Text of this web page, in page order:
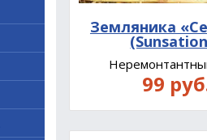
Земляника
99